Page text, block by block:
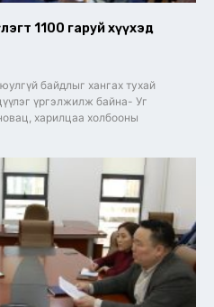
1100 гаруй хүүхэд
байдлыг хангах тухай
үргэлжилж байна- Уг
харилцаа холбооны